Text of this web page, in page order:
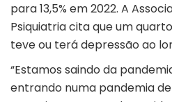
para 13,5% em 2022. A
Psiquiatria cita que um
teve ou terá depressão ao
“Estamos saindo da
entrando numa pandemia de